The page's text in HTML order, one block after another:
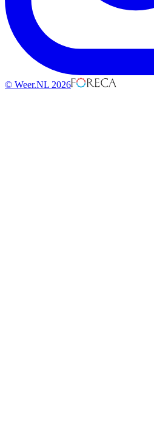
© Weer.NL 2026